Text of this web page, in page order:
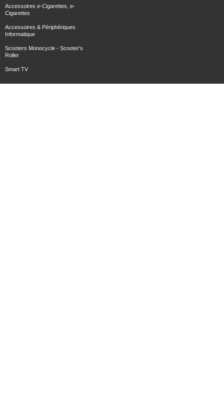
Accessoires e-Cigarettes, e-
Cigarettes
Accessoires & Périphériques
Informatique
Scooters Monocycle - Scooter's
Roller
Smart TV